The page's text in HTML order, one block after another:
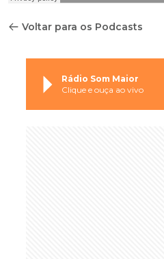
Voltar para os Podcasts
Rádio Som Maior
Clique e ouça ao vivo